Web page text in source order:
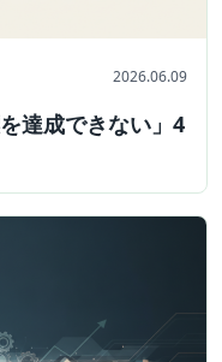
2026.06.09
達成できない」4